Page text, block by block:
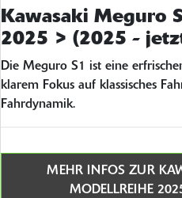
Kawasaki Meguro
2025 > (2025 -
Die Meguro S1 ist eine
klarem Fokus auf klassisches
Fahrdynamik.
MEHR INFOS ZUR
MODELLREIHE